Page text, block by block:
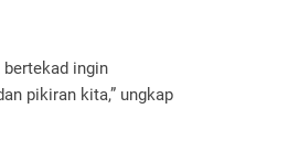
bertekad ingin
pikiran kita,” ungkap